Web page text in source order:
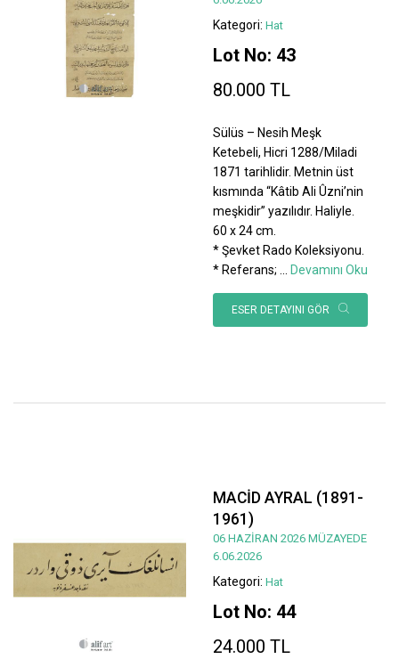
Kategori: Hat
Lot No: 43
80.000 TL
Sülüs – Nesih Meşk
Ketebeli, Hicri 1288/Miladi
1871 tarihlidir. Metnin üst
kısmında “Kâtib Ali Ûzni’nin
meşkidir” yazılıdır. Haliyle.
60 x 24 cm.
* Şevket Rado Koleksiyonu.
* Referans;
Devamını Oku
ESER DETAYINI GÖR
MACİD AYRAL (1891-
1961)
06 HAZİRAN 2026 MÜZAYEDE
6.06.2026
Kategori: Hat
Lot No: 44
24.000 TL